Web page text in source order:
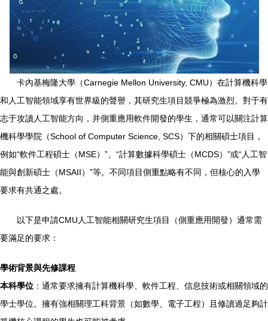
卡內基梅隆大學（Carnegie Mellon University, CMU）在計算機科學
和人工智能領域享有世界級的聲譽，其研究生項目競爭極為激烈。對于有
志于攻讀人工智能方向，并側重應用軟件開發的學生，通常可以關注計算
機科學學院（School of Computer Science, SCS）下的相關碩士項目，
例如“軟件工程碩士（MSE）”、“計算數據科學碩士（MCDS）”或“人工智
能與創新碩士（MSAII）”等。不同項目側重點略有不同，但核心的入學
要求有共通之處。
以下是申請CMU人工智能相關研究生項目（側重應用開發）通常需
要滿足的要求：
學術背景與先修課程
本科學位 ：通常要求擁有計算機科學、軟件工程、信息技術或相關領域的
學士學位。擁有強相關理工科背景（如數學、電子工程）且修讀過足夠計